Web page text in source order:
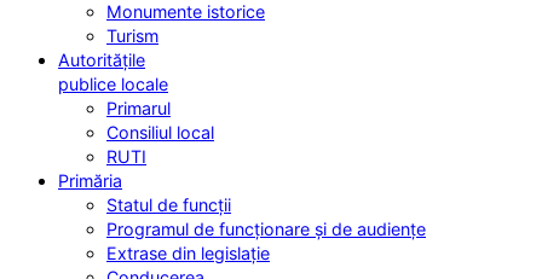
Monumente istorice
Turism
Autoritățile
publice locale
Primarul
Consiliul local
RUTI
Primăria
Statul de funcții
Programul de funcționare și de audiențe
Extrase din legislație